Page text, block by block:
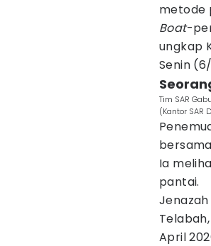
metode
Boat-
ungkap
Senin
Tim SAR
(Kantor SAR
Ia
pantai.
April